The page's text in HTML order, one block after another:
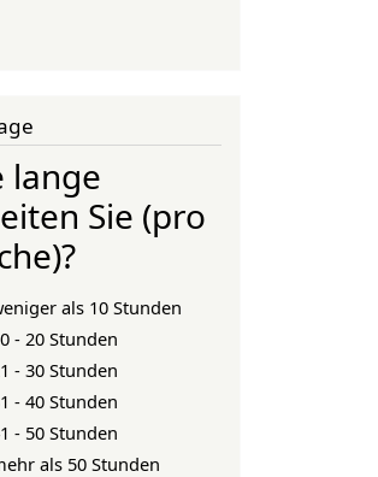
lange
Sie (pro
als 10 Stunden
- 20 Stunden
- 30 Stunden
- 40 Stunden
- 50 Stunden
als 50 Stunden